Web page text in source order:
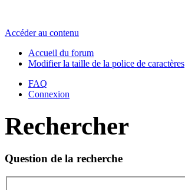
Accéder au contenu
Accueil du forum
Modifier la taille de la police de caractères
FAQ
Connexion
Rechercher
Question de la recherche